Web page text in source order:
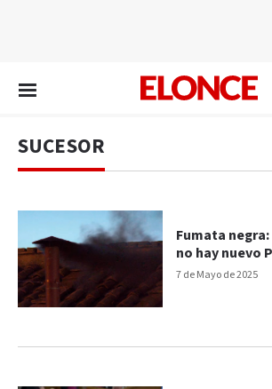
SUCESOR
7 de Mayo de 2025
Fumata
no hay nuevo